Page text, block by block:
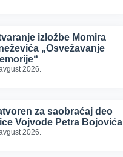
izložbe Momira
„Osvežavanje
2026.
za saobraćaj deo
Vojvode Petra Bojovića
2026.